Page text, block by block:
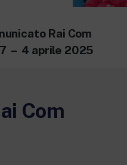
Rai Com
– 4 aprile 2025
Com